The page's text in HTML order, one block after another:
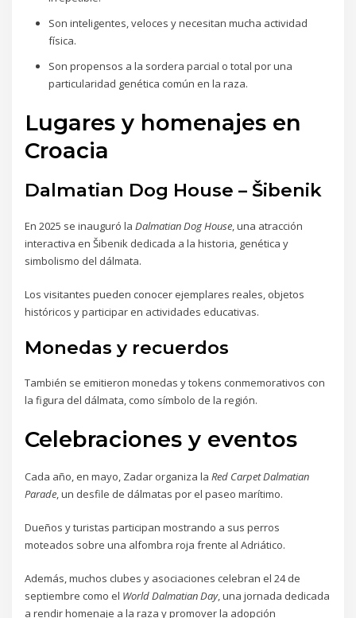
Son inteligentes, veloces y necesitan mucha actividad
física.
Son propensos a la sordera parcial o total por una
particularidad genética común en la raza.
Lugares y homenajes en
Croacia
Dalmatian Dog House – Šibenik
En 2025 se inauguró laDalmatian Dog House , una atracción
interactiva en Šibenik dedicada a la historia, genética y
simbolismo del dálmata.
Los visitantes pueden conocer ejemplares reales, objetos
históricos y participar en actividades educativas.
Monedas y recuerdos
También se emitieron monedas y tokens conmemorativos con
la figura del dálmata, como símbolo de la región.
Celebraciones y eventos
Cada año, en mayo, Zadar organiza laRed Carpet Dalmatian
Parade, un desfile de dálmatas por el paseo marítimo.
Dueños y turistas participan mostrando a sus perros
moteados sobre una alfombra roja frente al Adriático.
Además, muchos clubes y asociaciones celebran el 24 de
septiembre como el World Dalmatian Day, una jornada dedicada
a rendir homenaje a la raza y promover la adopción